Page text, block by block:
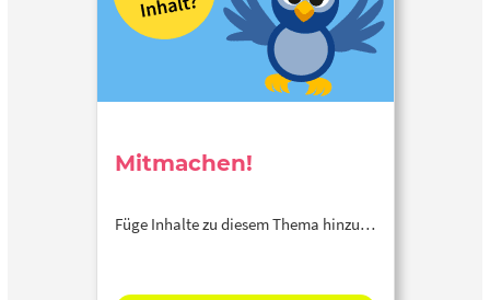
Mitmachen!
Füge Inhalte zu diesem Thema hinzu…